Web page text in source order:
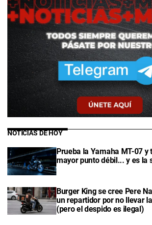
NOTICIAS DE HOY
Prueba la Yamaha MT-07 y
mayor punto débil... y es la
Burger King se cree Pere
un repartidor por no llevar
(pero el despido es ilegal)